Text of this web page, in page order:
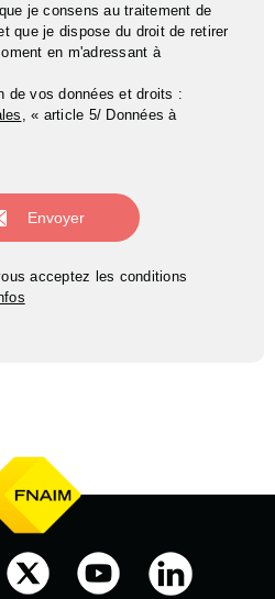
je consens au traitement de
que je dispose du droit de retirer
en m'adressant à
de vos données et droits :
, « article 5/ Données à
acceptez les conditions